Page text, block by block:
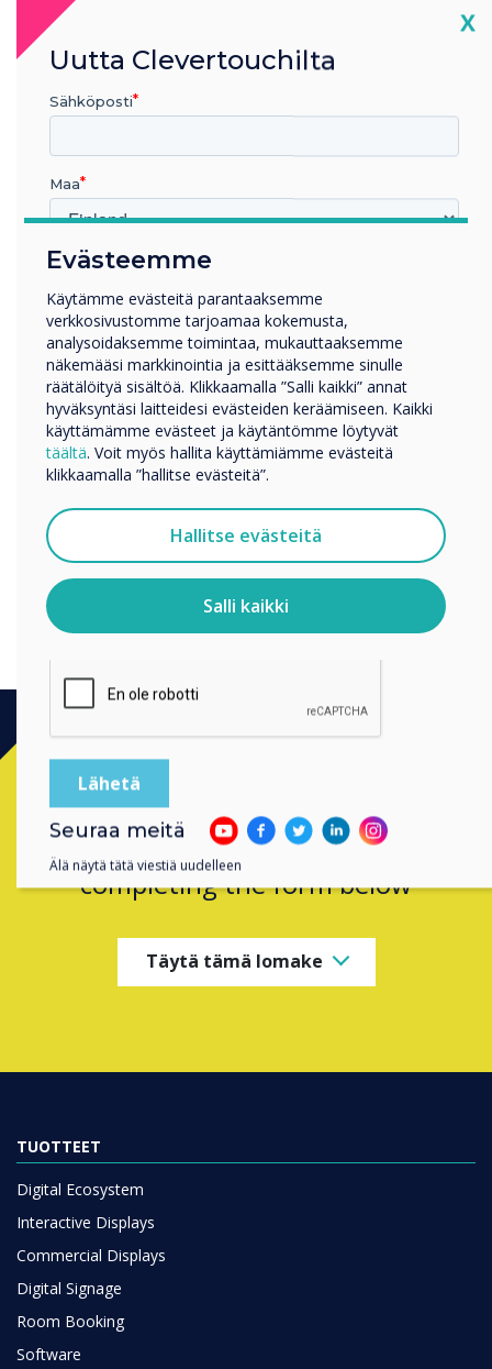
The benefits of
Clevertouch’s E-CAP and
High Precision collaboration
touchscreens will be
showcased at the
forthcoming InfoComm
exhibition on booth N1958
in Las Vegas on June 6 – 8.
InfoComm is the world’s
longest running AV
exhibition."
Ready to buy?
Contact aClevertouchexpert by
completing the form below
Täytä tämä lomake
TUOTTEET
Digital Ecosystem
Interactive Displays
Commercial Displays
Digital Signage
Room Booking
Software
Evästeemme
Käytämme evästeitä parantaaksemme
verkkosivustomme tarjoamaa kokemusta,
analysoidaksemme toimintaa, mukauttaaksemme
näkemääsi markkinointia ja esittääksemme sinulle
räätälöityä sisältöä. Klikkaamalla ”Salli kaikki” annat
hyväksyntäsi laitteidesi evästeiden keräämiseen. Kaikki
käyttämämme evästeet ja käytäntömme löytyvät
täältä. Voit myös hallita käyttämiämme evästeitä
klikkaamalla ”hallitse evästeitä”.
Hallitse evästeitä
Salli kaikki
X
Uutta Clevertouchilta
Sähköposti
Maa
Millä toimialalla työskentelet
Koulutus
Yritys
Muut
Yrityksen nimi
Haluamme ottaa sinuun yhteyttä tuotteistamme ja
palveluistamme sähköpostitse, puhelimitse tai postitse.
Suostun vastaanottamaan viestejä Clevertouch.
Tietoja siitä, miten keräämme ja käytämme
henkilötietojasi, ontietosuojaselosteessamme.
Klikkaamalla lähetä annat Clevertouch luvan tallentaa ja
käsitellä antamiasi tietoja.
Seuraa meitä
Älä näytä tätä viestiä uudelleen